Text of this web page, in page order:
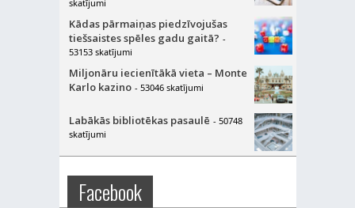
skatījumi
Kādas pārmaiņas piedzīvojušas
tiešsaistes spēles gadu gaitā? -
53153 skatījumi
Miljonāru iecienītākā vieta – Monte
Karlo kazino - 53046 skatījumi
Labākās bibliotēkas pasaulē - 50748
skatījumi
Facebook